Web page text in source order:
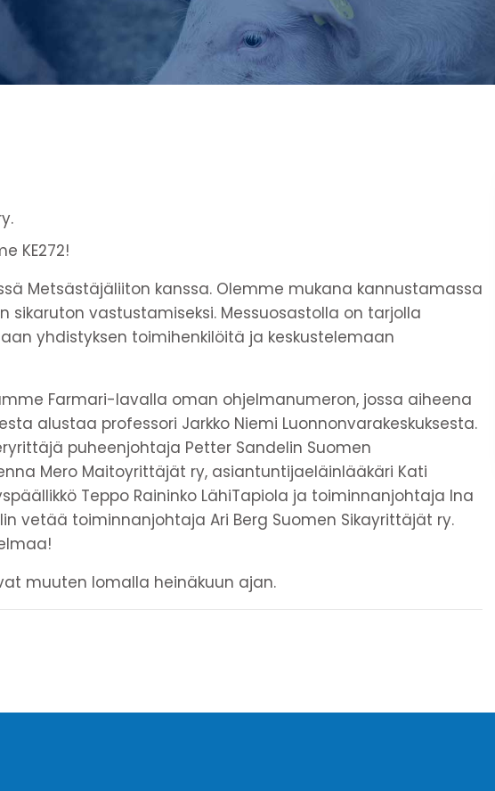
KE272!
Metsästäjäliiton kanssa. Olemme mukana kannustamassa
sikaruton vastustamiseksi. Messuosastolla on tarjolla
yhdistyksen toimihenkilöitä ja keskustelemaan
Farmari-lavalla oman ohjelmanumeron, jossa aiheena
alustaa professori Jarkko Niemi Luonnonvarakeskuksesta.
puheenjohtaja Petter Sandelin Suomen
Mero Maitoyrittäjät ry, asiantuntijaeläinlääkäri Kati
Teppo Raininko LähiTapiola ja toiminnanjohtaja Ina
vetää toiminnanjohtaja Ari Berg Suomen Sikayrittäjät ry.
muuten lomalla heinäkuun ajan.